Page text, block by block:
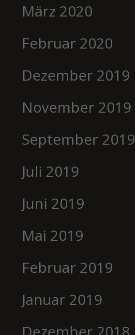
März 2020
Februar 2020
Dezember 2019
November 2019
September 2019
Juli 2019
Juni 2019
Mai 2019
Februar 2019
Januar 2019